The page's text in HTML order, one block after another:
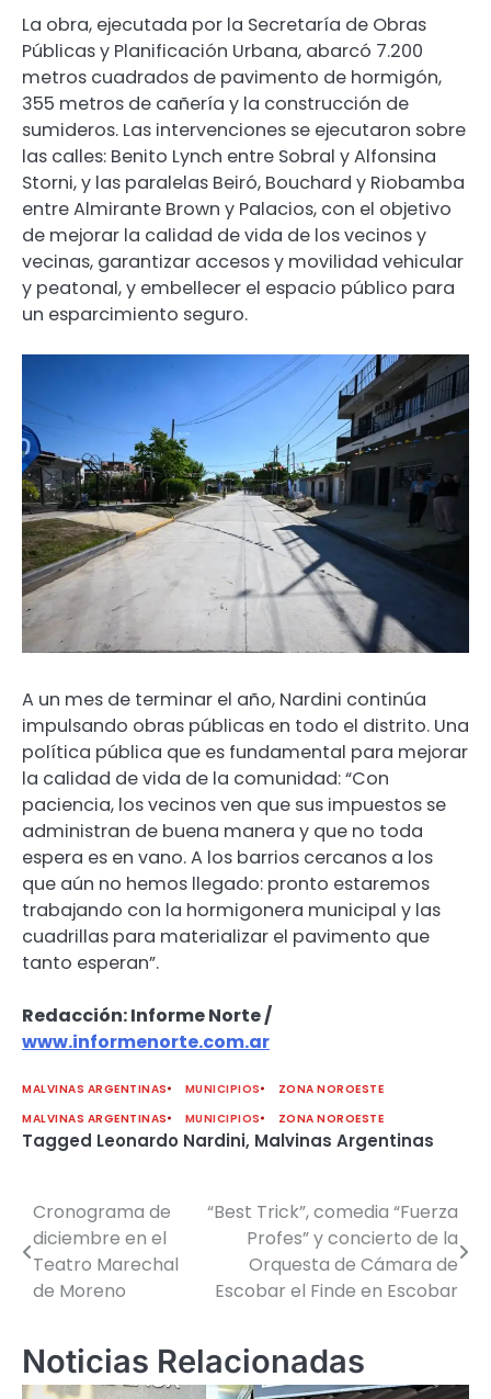
La obra, ejecutada por la Secretaría de Obras
Públicas y Planificación Urbana, abarcó 7.200
metros cuadrados de pavimento de hormigón,
355 metros de cañería y la construcción de
sumideros. Las intervenciones se ejecutaron sobre
las calles: Benito Lynch entre Sobral y Alfonsina
Storni, y las paralelas Beiró, Bouchard y Riobamba
entre Almirante Brown y Palacios, con el objetivo
de mejorar la calidad de vida de los vecinos y
vecinas, garantizar accesos y movilidad vehicular
y peatonal, y embellecer el espacio público para
un esparcimiento seguro.
A un mes de terminar el año, Nardini continúa
impulsando obras públicas en todo el distrito. Una
política pública que es fundamental para mejorar
la calidad de vida de la comunidad: “Con
paciencia, los vecinos ven que sus impuestos se
administran de buena manera y que no toda
espera es en vano. A los barrios cercanos a los
que aún no hemos llegado: pronto estaremos
trabajando con la hormigonera municipal y las
cuadrillas para materializar el pavimento que
tanto esperan”.
Redacción: Informe Norte /
www.informenorte.com.ar
MALVINAS ARGENTINAS MUNICIPIOS
ZONA NOROESTE
MALVINAS ARGENTINAS
MUNICIPIOS ZONA NOROESTE
Tagged Leonardo Nardini, Malvinas Argentinas
Navegación
de
entradas
Cronograma de
diciembre en el
Teatro Marechal
de Moreno
“Best Trick”, comedia “Fuerza
Profes” y concierto de la
Orquesta de Cámara de
Escobar el Finde en Escobar
Noticias Relacionadas